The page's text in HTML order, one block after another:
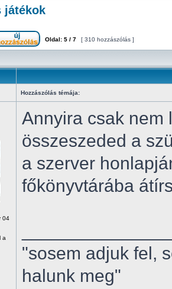
játékok
Oldal: 5 / 7 [ 310 hozzászólás ]
Hozzászólás témája:
04
a
Annyira csak nem
összeszeded a
a szerver
főkönyvtárába
"sosem adjuk fel,
halunk meg"